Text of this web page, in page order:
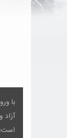
با